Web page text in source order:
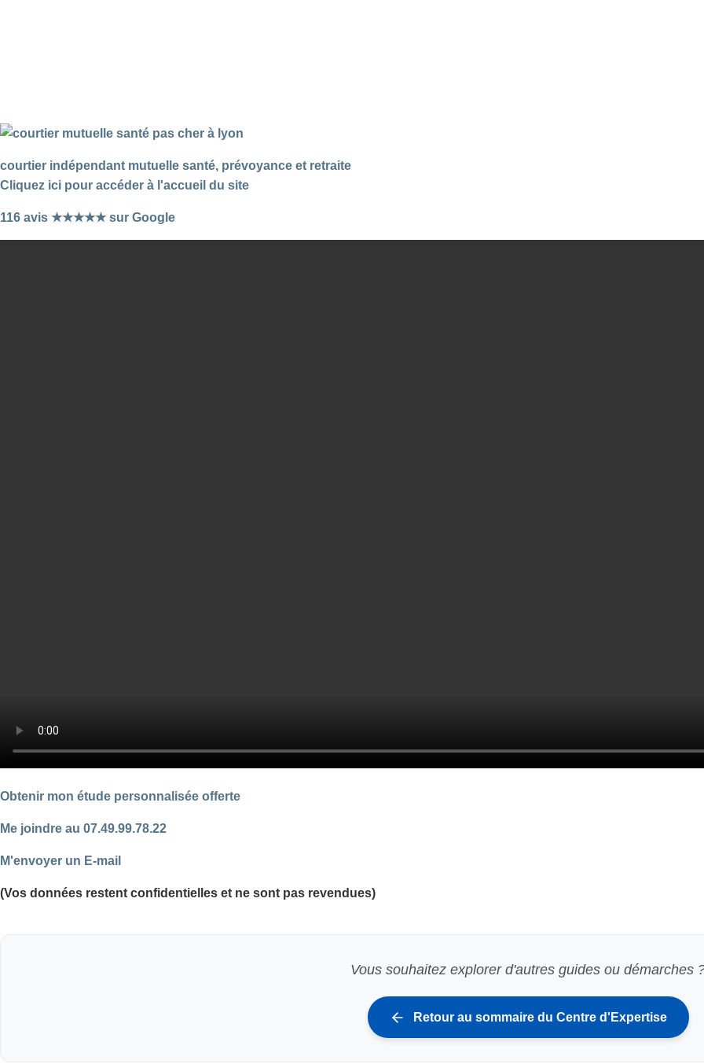
courtier indépendant mutuelle santé, prévoyance et retraite
Cliquez ici pour accéder à l'accueil du site
116 avis ★★★★★ sur Google
Obtenir mon étude personnalisée offerte
Me joindre au 07.49.99.78.22
M'envoyer un E-mail
(Vos données restent confidentielles et ne sont pas revendues)
Vous souhaitez explorer d'autres guides ou démarches
Retour au sommaire du Centre d'Expertise